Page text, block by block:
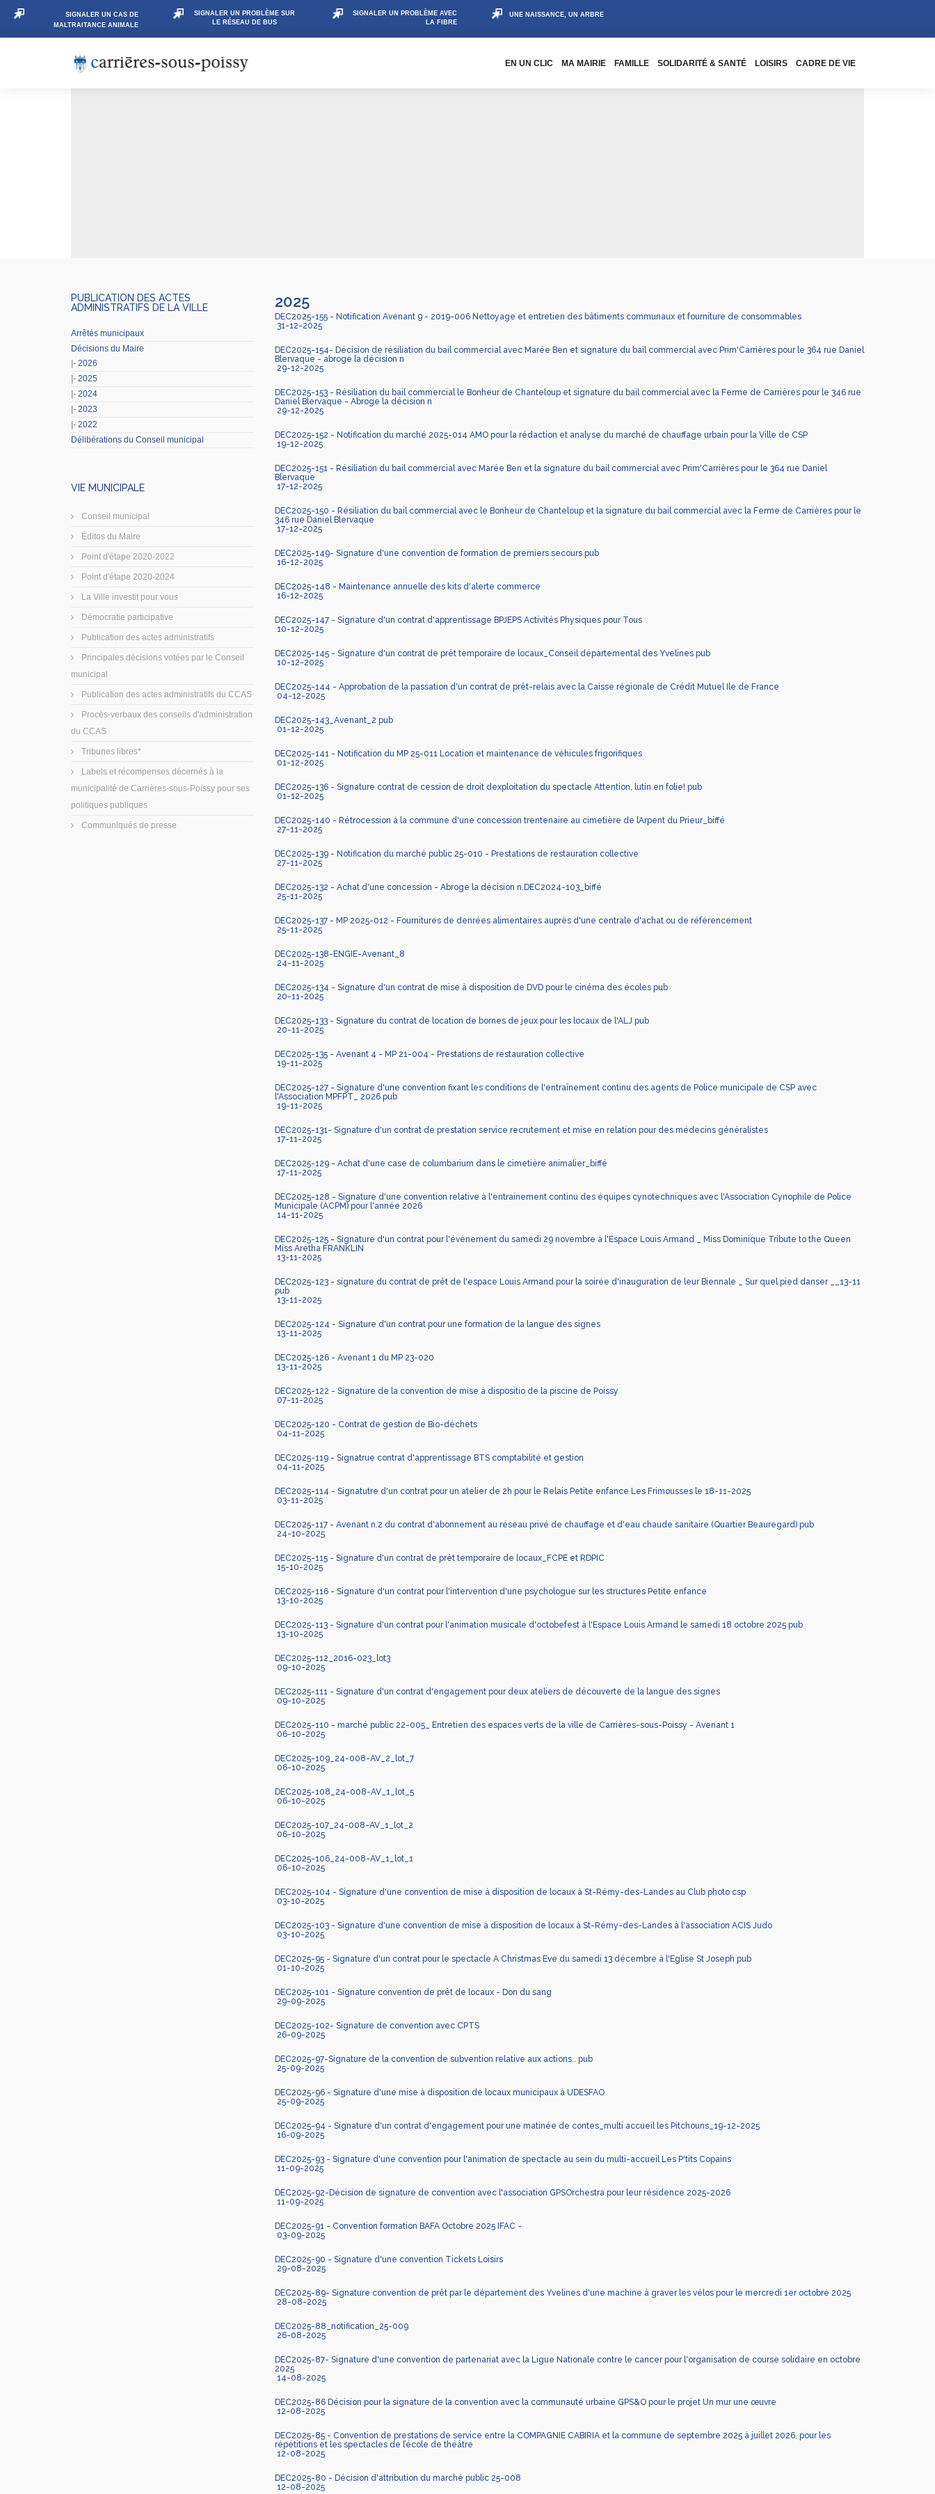
SIGNALER UN CAS DE
MALTRAITANCE ANIMALE
SIGNALER UN PROBLÈME SUR
LE RÉSEAU DE BUS
SIGNALER UN PROBLÈME AVEC
LA FIBRE
UNE NAISSANCE, UN ARBRE
EN UN CLIC MA MAIRIE FAMILLE SOLIDARITÉ & SANTÉ LOISIRS CADRE DE VIE
PUBLICATION DES ACTES
ADMINISTRATIFS DE LA VILLE
Arrêtés municipaux
Décisions du Maire
|- 2026
|- 2025
|- 2024
|- 2023
|- 2022
Délibérations du Conseil municipal
VIE MUNICIPALE
Conseil municipal
Éditos du Maire
Point d'étape 2020-2022
Point d'étape 2020-2024
La Ville investit pour vous
Démocratie participative
Publication des actes administratifs
Principales décisions votées par le Conseil
municipal
Publication des actes administratifs du CCAS
Procès-verbaux des conseils d'administration
du CCAS
Tribunes libres*
Labels et récompenses décernés à la
municipalité de Carrières-sous-Poissy pour ses
politiques publiques
Communiqués de presse
2025
DEC2025-155 - Notification Avenant 9 - 2019-006 Nettoyage et entretien des bâtiments communaux et fourniture de consommables
31-12-2025
DEC2025-154- Décision de résiliation du bail commercial avec Marée Ben et signature du bail commercial avec Prim'Carrières pour le 364 rue Daniel
Blervaque - abroge la décision n
29-12-2025
DEC2025-153 - Résiliation du bail commercial le Bonheur de Chanteloup et signature du bail commercial avec la Ferme de Carrières pour le 346 rue
Daniel Blervaque - Abroge la décision n
29-12-2025
DEC2025-152 - Notification du marché 2025-014 AMO pour la rédaction et analyse du marché de chauffage urbain pour la Ville de CSP
19-12-2025
DEC2025-151 - Résiliation du bail commercial avec Marée Ben et la signature du bail commercial avec Prim'Carrières pour le 364 rue Daniel
Blervaque
17-12-2025
DEC2025-150 - Résiliation du bail commercial avec le Bonheur de Chanteloup et la signature du bail commercial avec la Ferme de Carrières pour le
346 rue Daniel Blervaque
17-12-2025
DEC2025-149- Signature d'une convention de formation de premiers secours pub
16-12-2025
DEC2025-148 - Maintenance annuelle des kits d'alerte commerce
16-12-2025
DEC2025-147 - Signature d'un contrat d'apprentissage BPJEPS Activités Physiques pour Tous
10-12-2025
DEC2025-145 - Signature d'un contrat de prêt temporaire de locaux_Conseil départemental des Yvelines pub
10-12-2025
DEC2025-144 - Approbation de la passation d'un contrat de prêt-relais avec la Caisse régionale de Crédit Mutuel Ile de France
04-12-2025
DEC2025-143_Avenant_2 pub
01-12-2025
DEC2025-141 - Notification du MP 25-011 Location et maintenance de véhicules frigorifiques
01-12-2025
DEC2025-136 - Signature contrat de cession de droit dexploitation du spectacle Attention, lutin en folie! pub
01-12-2025
DEC2025-140 - Rétrocession à la commune d'une concession trentenaire au cimetière de lArpent du Prieur_biffé
27-11-2025
DEC2025-139 - Notification du marché public 25-010 - Prestations de restauration collective
27-11-2025
DEC2025-132 - Achat d'une concession - Abroge la décision n.DEC2024-103_biffé
25-11-2025
DEC2025-137 - MP 2025-012 - Fournitures de denrées alimentaires auprès d'une centrale d'achat ou de référencement
25-11-2025
DEC2025-138-ENGIE-Avenant_8
24-11-2025
DEC2025-134 - Signature d'un contrat de mise à disposition de DVD pour le cinéma des écoles pub
20-11-2025
DEC2025-133 - Signature du contrat de location de bornes de jeux pour les locaux de l'ALJ pub
20-11-2025
DEC2025-135 - Avenant 4 - MP 21-004 - Prestations de restauration collective
19-11-2025
DEC2025-127 - Signature d'une convention fixant les conditions de l'entraînement continu des agents de Police municipale de CSP avec
l'Association MPFPT_ 2026 pub
19-11-2025
DEC2025-131- Signature d'un contrat de prestation service recrutement et mise en relation pour des médecins généralistes
17-11-2025
DEC2025-129 - Achat d'une case de columbarium dans le cimetière animalier_biffé
17-11-2025
DEC2025-128 - Signature d'une convention relative à l'entrainement continu des équipes cynotechniques avec l'Association Cynophile de Police
Municipale (ACPM) pour l'année 2026
14-11-2025
DEC2025-125 - Signature d'un contrat pour l'évènement du samedi 29 novembre à l'Espace Louis Armand _ Miss Dominique Tribute to the Queen
Miss Aretha FRANKLIN
13-11-2025
DEC2025-123 - signature du contrat de prêt de l'espace Louis Armand pour la soirée d'inauguration de leur Biennale _ Sur quel pied danser __13-11
pub
13-11-2025
DEC2025-124 - Signature d'un contrat pour une formation de la langue des signes
13-11-2025
DEC2025-126 - Avenant 1 du MP 23-020
13-11-2025
DEC2025-122 - Signature de la convention de mise à dispositio de la piscine de Poissy
07-11-2025
DEC2025-120 - Contrat de gestion de Bio-déchets
04-11-2025
DEC2025-119 - Signatrue contrat d'apprentissage BTS comptabilité et gestion
04-11-2025
DEC2025-114 - Signatutre d'un contrat pour un atelier de 2h pour le Relais Petite enfance Les Frimousses le 18-11-2025
03-11-2025
DEC2025-117 - Avenant n.2 du contrat d'abonnement au réseau privé de chauffage et d'eau chaude sanitaire (Quartier Beauregard) pub
24-10-2025
DEC2025-115 - Signature d'un contrat de prêt temporaire de locaux_FCPE et RDPIC
15-10-2025
DEC2025-116 - Signature d'un contrat pour l'intervention d'une psychologue sur les structures Petite enfance
13-10-2025
DEC2025-113 - Signature d'un contrat pour l'animation musicale d'octobefest à l'Espace Louis Armand le samedi 18 octobre 2025 pub
13-10-2025
DEC2025-112_2016-023_lot3
09-10-2025
DEC2025-111 - Signature d'un contrat d'engagement pour deux ateliers de découverte de la langue des signes
09-10-2025
DEC2025-110 - marché public 22-005_ Entretien des espaces verts de la ville de Carrières-sous-Poissy - Avenant 1
06-10-2025
DEC2025-109_24-008-AV_2_lot_7
06-10-2025
DEC2025-108_24-008-AV_1_lot_5
06-10-2025
DEC2025-107_24-008-AV_1_lot_2
06-10-2025
DEC2025-106_24-008-AV_1_lot_1
06-10-2025
DEC2025-104 - Signature d'une convention de mise à disposition de locaux à St-Rémy-des-Landes au Club photo csp
03-10-2025
DEC2025-103 - Signature d'une convention de mise à disposition de locaux à St-Rémy-des-Landes à l'association ACIS Judo
03-10-2025
DEC2025-95 - Signature d'un contrat pour le spectacle A Christmas Eve du samedi 13 décembre à l'Eglise St Joseph pub
01-10-2025
DEC2025-101 - Signature convention de prêt de locaux - Don du sang
29-09-2025
DEC2025-102- Signature de convention avec CPTS
26-09-2025
DEC2025-97-Signature de la convention de subvention relative aux actions.. pub
25-09-2025
DEC2025-96 - Signature d'une mise à disposition de locaux municipaux à UDESFAO
25-09-2025
DEC2025-94 - Signature d'un contrat d'engagement pour une matinée de contes_multi accueil les Pitchouns_19-12-2025
16-09-2025
DEC2025-93 - Signature d'une convention pour l'animation de spectacle au sein du multi-accueil Les P'tits Copains
11-09-2025
DEC2025-92-Décision de signature de convention avec l'association GPSOrchestra pour leur résidence 2025-2026
11-09-2025
DEC2025-91 - Convention formation BAFA Octobre 2025 IFAC -
03-09-2025
DEC2025-90 - Signature d'une convention Tickets Loisirs
29-08-2025
DEC2025-89- Signature convention de prêt par le département des Yvelines d'une machine à graver les vélos pour le mercredi 1er octobre 2025
28-08-2025
DEC2025-88_notification_25-009
26-08-2025
DEC2025-87- Signature d'une convention de partenariat avec la Ligue Nationale contre le cancer pour l'organisation de course solidaire en octobre
2025
14-08-2025
DEC2025-86 Décision pour la signature de la convention avec la communauté urbaine GPS&O pour le projet Un mur une œuvre
12-08-2025
DEC2025-85 - Convention de prestations de service entre la COMPAGNIE CABIRIA et la commune de septembre 2025 à juillet 2026, pour les
répétitions et les spectacles de l’école de théâtre
12-08-2025
DEC2025-80 - Décision d'attribution du marché public 25-008
12-08-2025